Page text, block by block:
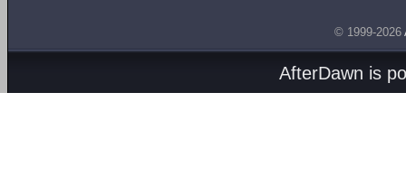
© 1999-2026
AfterDawn is